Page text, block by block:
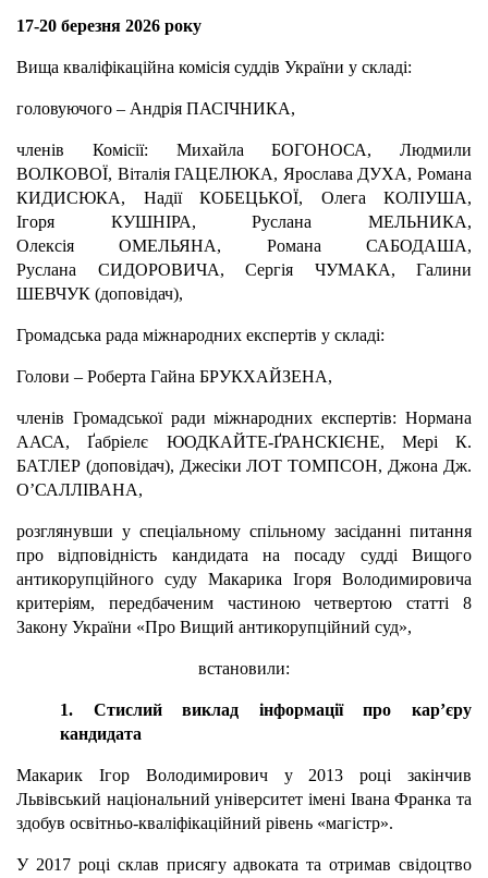
17-20 березня 2026 року
Вища кваліфікаційна комісія суддів України у складі:
головуючого – Андрія ПАСІЧНИКА,
членів Комісії: Михайла БОГОНОСА, Людмили
ВОЛКОВОЇ, Віталія ГАЦЕЛЮКА, Ярослава ДУХА, Романа
КИДИСЮКА, Надії КОБЕЦЬКОЇ, Олега КОЛІУША,
Ігоря КУШНІРА, Руслана МЕЛЬНИКА,
Олексія ОМЕЛЬЯНА, Романа САБОДАША,
Руслана СИДОРОВИЧА, Сергія ЧУМАКА, Галини
ШЕВЧУК (доповідач),
Громадська рада міжнародних експертів у складі:
Голови – Роберта Гайна БРУКХАЙЗЕНА,
членів Громадської ради міжнародних експертів: Нормана
ААСА, Ґабріелє ЮОДКАЙТЕ-ҐРАНСКІЄНЕ, Мері К.
БАТЛЕР (доповідач), Джесіки ЛОТ ТОМПСОН, Джона Дж.
О’САЛЛІВАНА,
розглянувши у спеціальному спільному засіданні питання
про відповідність кандидата на посаду судді Вищого
антикорупційного суду Макарика Ігоря Володимировича
критеріям, передбаченим частиною четвертою статті 8
Закону України «Про Вищий антикорупційний суд»,
встановили:
1. Стислий виклад інформації про кар’єру
кандидата
Макарик Ігор Володимирович у 2013 році закінчив
Львівський національний університет імені Івана Франка та
здобув освітньо-кваліфікаційний рівень «магістр».
У 2017 році склав присягу адвоката та отримав свідоцтво